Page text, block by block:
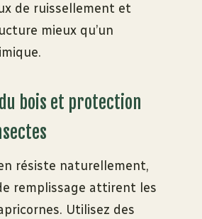
de ruissellement et
mieux qu’un
bois et protection
résiste naturellement,
remplissage attirent les
Utilisez des